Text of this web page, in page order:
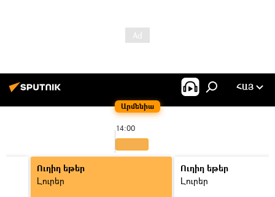
Արմենիա
ՀԱՅ
14:00
Ուղիղ եթեր
Լուրեր
Ուղիղ եթեր
Լուրեր